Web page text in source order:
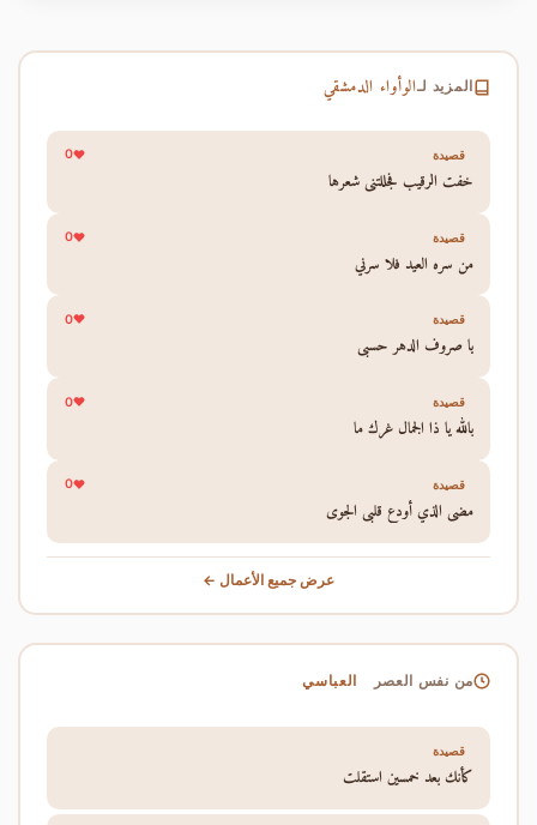
المزيد لـالوأواء الدمشقي
قصيدة 0
خفت الرقيب فجللتني شعرها
قصيدة 0
من سره العيد فلا سرني
قصيدة 0
يا صروف الدهر حسبي
قصيدة 0
بالله يا ذا الجمال غرك ما
قصيدة 0
مضى الذي أودع قلبي الجوى
عرض جميع الأعمال ←
من نفس العصر العباسي
قصيدة
كأنك بعد خمسين استقلت